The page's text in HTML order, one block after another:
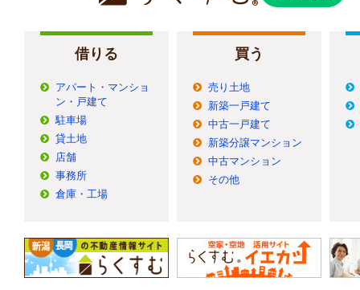
借りる
アパート・マンショ
ン・戸建て
駐車場
貸土地
店舗
事務所
倉庫・工場
買う
売り土地
新築一戸建て
中古一戸建て
新築分譲マンション
中古マンション
その他